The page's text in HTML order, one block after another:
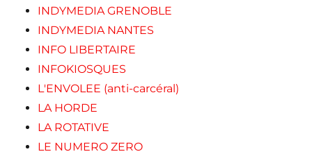
INDYMEDIA GRENOBLE
INDYMEDIA NANTES
INFO LIBERTAIRE
INFOKIOSQUES
L'ENVOLEE (anti-carcéral)
LA HORDE
LA ROTATIVE
LE NUMERO ZERO